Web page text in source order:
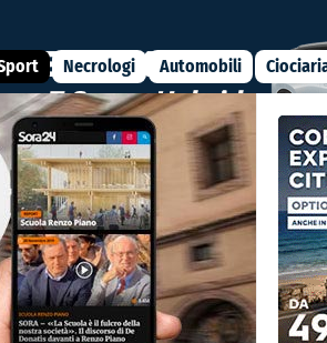
Necrologi Automobili